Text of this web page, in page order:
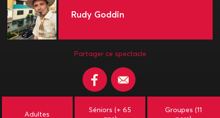
Rudy Goddin
Partager ce spectacle
Adultes
Séniors (+ 65
Groupes (11